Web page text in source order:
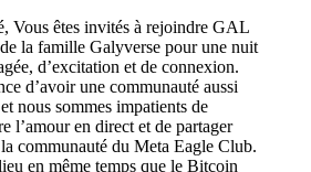
Vous êtes invités à rejoindre GAL
la famille Galyverse pour une nuit
d’excitation et de connexion.
d’avoir une communauté aussi
nous sommes impatients de
l’amour en direct et de partager
communauté du Meta Eagle Club.
en même temps que le Bitcoin